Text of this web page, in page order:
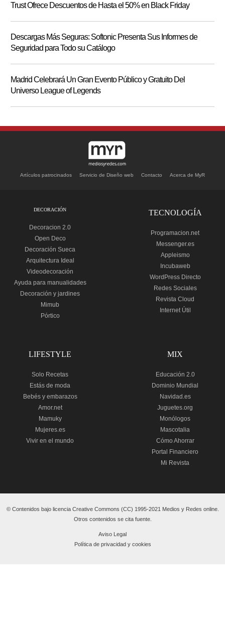
Trust Ofrece Descuentos de Hasta el 50% en Black Friday
Descargas Más Seguras: Softonic Presenta Sus Informes de
Seguridad para Todo su Catálogo
Madrid Celebrará Un Gran Evento Público y Gratuito Del
Universo League of Legends
Artículos patrocinados Servicio de Diseño web Contacto Acerca de MyR
DECORACIÓN
Decoracion 2.0
Open Deco
Decoración Sueca
Arquitectura Ideal
Videodecoración
Ayuda para manualidades
Decoración y jardines
Mimub
Pórtico
TECNOLOGÍA
Programacion.net
Messenger.es
Appleismo
Incubaweb
WordPress Directo
Redes Sociales
Revista Cloud
Internet Útil
LIFESTYLE
Solo Recetas
Estás de moda
Bebés y embarazos
Amor.net
Mamuky
Mujeres.es
Vivir en el mundo
MIX
Educación 2.0
Dominio Mundial
Navidad.es
Juguetes.org
Monólogos
Mascotalia
Cómo Ahorrar
Portal Financiero
Mi Revista
© Contenidos bajo licencia Creative Commons (CC) 1995-2021 Medios y Redes online.
Otros contenidos se cita fuente.
Aviso Legal
Política de privacidad y cookies